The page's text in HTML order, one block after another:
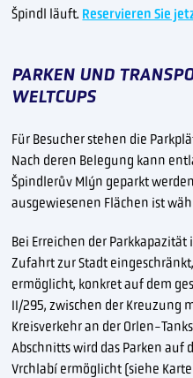
Špindl läuft. Reservieren Sie
PARKEN UND
WELTCUPS
Für Besucher stehen die
Nach deren Belegung kann
Špindlerův Mlýn geparkt
ausgewiesenen Flächen ist
Bei Erreichen der
Zufahrt zur Stadt
ermöglicht, konkret auf dem
II/295, zwischen der Kreuzung
Kreisverkehr an der Orlen-
Abschnitts wird das Parken auf
Vrchlabí ermöglicht (siehe